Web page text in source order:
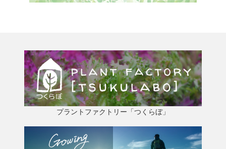
プラントファクトリー「つくらぼ」